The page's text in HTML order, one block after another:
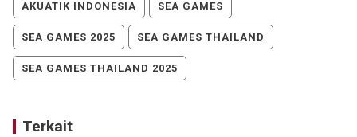
AKUATIK INDONESIA SEA GAMES
SEA GAMES 2025 SEA GAMES THAILAND
SEA GAMES THAILAND 2025
Terkait